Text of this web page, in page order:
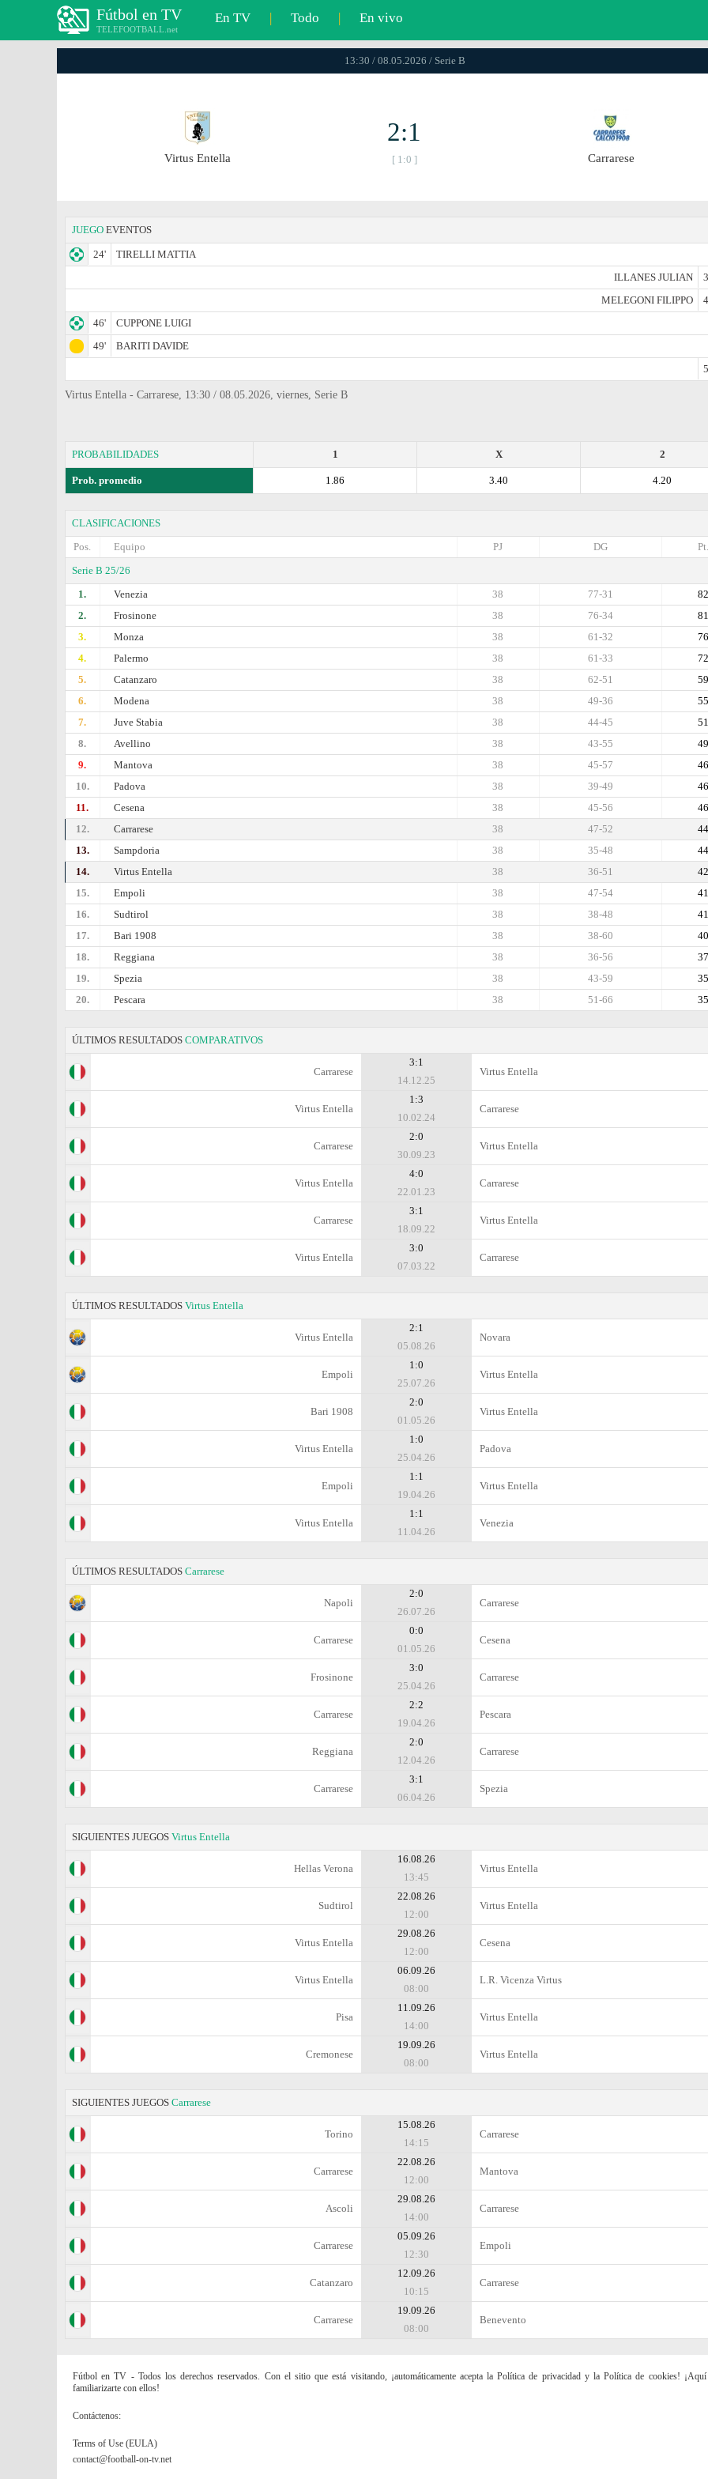
Fútbol en TV
TELEFOOTBALL.net
En TV | Todo | En vivo
13:30 / 08.05.2026 / Serie B
Virtus Entella
2:1
[ 1:0 ] Carrarese
JUEGO EVENTOS
24'
TIRELLI MATTIA
ILLANES JULIAN
MELEGONI FILIPPO
46'
CUPPONE LUIGI
49'
BARITI DAVIDE
Virtus Entella - Carrarese, 13:30 / 08.05.2026, viernes, Serie B
PROBABILIDADES 2
X
1
Prob. promedio 4.20
3.40
1.86
CLASIFICACIONES
Pos.
Equipo Pt.
DG
PJ
Serie B 25/26
1.
Venezia 82
77-31
38
2.
Frosinone 81
76-34
38
3.
Monza 76
61-32
38
4.
Palermo 72
61-33
38
5.
Catanzaro 59
62-51
38
6.
Modena 55
49-36
38
7.
Juve Stabia 51
44-45
38
8.
Avellino 49
43-55
38
9.
Mantova 46
45-57
38
10.
Padova 46
39-49
38
11.
Cesena 46
45-56
38
12.
Carrarese 44
47-52
38
13.
Sampdoria 44
35-48
38
14.
Virtus Entella 42
36-51
38
15.
Empoli 41
47-54
38
16.
Sudtirol 41
38-48
38
17.
Bari 1908 40
38-60
38
18.
Reggiana 37
36-56
38
19.
Spezia 35
43-59
38
20.
Pescara 35
51-66
38
ÚLTIMOS RESULTADOS COMPARATIVOS
Carrarese
3:1
14.12.25
Virtus Entella
Virtus Entella
1:3
10.02.24
Carrarese
Carrarese
2:0
30.09.23
Virtus Entella
Virtus Entella
4:0
22.01.23
Carrarese
Carrarese
3:1
18.09.22
Virtus Entella
Virtus Entella
3:0
07.03.22
Carrarese
ÚLTIMOS RESULTADOS Virtus Entella
Virtus Entella
2:1
05.08.26
Novara
Empoli
1:0
25.07.26
Virtus Entella
Bari 1908
2:0
01.05.26
Virtus Entella
Virtus Entella
1:0
25.04.26
Padova
Empoli
1:1
19.04.26
Virtus Entella
Virtus Entella
1:1
11.04.26
Venezia
ÚLTIMOS RESULTADOS Carrarese
Napoli
2:0
26.07.26
Carrarese
Carrarese
0:0
01.05.26
Cesena
Frosinone
3:0
25.04.26
Carrarese
Carrarese
2:2
19.04.26
Pescara
Reggiana
2:0
12.04.26
Carrarese
Carrarese
3:1
06.04.26
Spezia
SIGUIENTES JUEGOS Virtus Entella
Hellas Verona
16.08.26
13:45
Virtus Entella
Sudtirol
22.08.26
12:00
Virtus Entella
Virtus Entella
29.08.26
12:00
Cesena
Virtus Entella
06.09.26
08:00
L.R. Vicenza Virtus
Pisa
11.09.26
14:00
Virtus Entella
Cremonese
19.09.26
08:00
Virtus Entella
SIGUIENTES JUEGOS Carrarese
Torino
15.08.26
14:15
Carrarese
Carrarese
22.08.26
12:00
Mantova
Ascoli
29.08.26
14:00
Carrarese
Carrarese
05.09.26
12:30
Empoli
Catanzaro
12.09.26
10:15
Carrarese
Carrarese
19.09.26
08:00
Benevento
Fútbol en TV - Todos los derechos reservados. Con el sitio que está visitando, ¡automáticamente acepta la Política de privacidad y la Política de cookies! ¡Aquí
familiarizarte con ellos!
Contáctenos:
Terms of Use (EULA)
contact@football-on-tv.net